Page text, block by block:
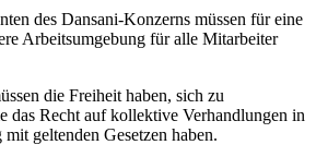
des Dansani-Konzerns müssen für eine
Arbeitsumgebung für alle Mitarbeiter
die Freiheit haben, sich zu
das Recht auf kollektive Verhandlungen in
geltenden Gesetzen haben.